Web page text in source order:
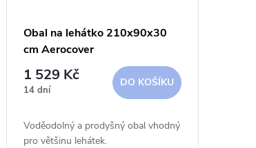
Obal na lehátko 210x90x30
cm Aerocover
1 529 Kč
14 dní
DO KOŠÍKU
Voděodolný a prodyšný obal vhodný
pro většinu lehátek.